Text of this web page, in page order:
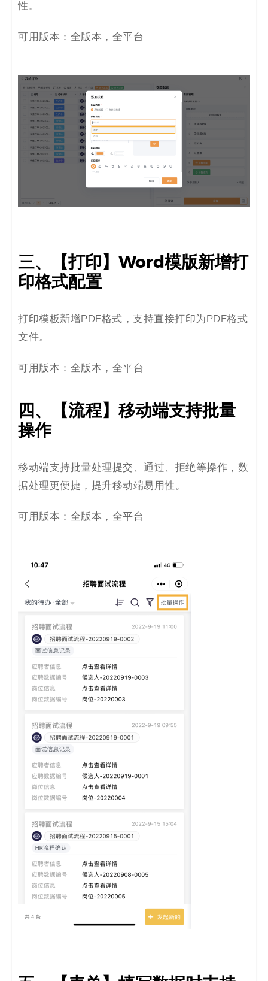
性。
可用版本：全版本，全平台
三、【打印】Word模版新增打
印格式配置
打印模板新增PDF格式，支持直接打印为PDF格式
文件。
可用版本：全版本，全平台
四、【流程】移动端支持批量
操作
移动端支持批量处理提交、通过、拒绝等操作，数
据处理更便捷，提升移动端易用性。
可用版本：全版本，全平台